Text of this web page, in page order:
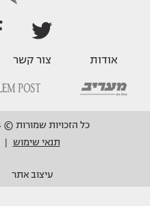
אודות צור קשר
כל הזכויות שמורות © 2014 מעריב און ליין בע"מ.
תנאי שימוש
עיצוב אתר